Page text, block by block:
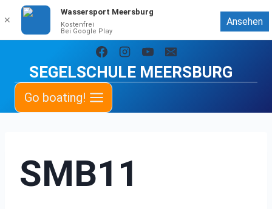
springen
SEGELSCHULE MEERSBURG
Go boating!
SMB11
✕
Wassersport Meersburg
Kostenfrei
Bei Google Play
Ansehen